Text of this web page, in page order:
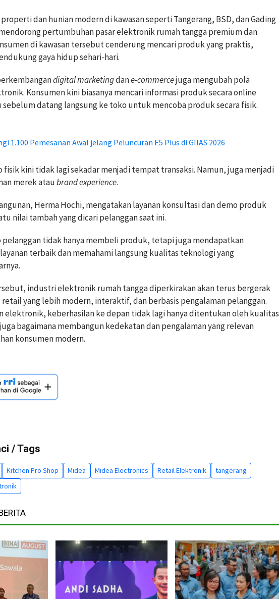
dan hunian modern di kawasan seperti Tangerang, BSD, dan Gading
pertumbuhan pasar elektronik rumah tangga premium dan
di kawasan tersebut cenderung mencari produk yang praktis,
gaya hidup sehari-hari.
digital marketingdane-commercejuga mengubah pola
Konsumen kini biasanya mencari informasi produk secara online
datang langsung ke toko untuk mencoba produk secara fisik.
1.100 Pemesanan Awal jelang Peluncuran E5 Plus di GIIAS 2026
fisik kini tidak lagi sekadar menjadi tempat transaksi. Namun, juga menjadi
merek ataubrand experience.
Herma Hochi, mengatakan layanan konsultasi dan demo produk
nilai tambah yang dicari pelanggan saat ini.
pelanggan tidak hanya membeli produk, tetapi juga mendapatkan
terbaik dan memahami langsung kualitas teknologi yang
industri elektronik rumah tangga diperkirakan akan terus bergerak
yang lebih modern, interaktif, dan berbasis pengalaman pelanggan.
elektronik, keberhasilan ke depan tidak lagi hanya ditentukan oleh kualitas
bagaimana membangun kedekatan dan pengalaman yang relevan
konsumen modern.
/ Tags
Kitchen Pro Shop Midea Midea Electronics Retail Elektronik
tangerang